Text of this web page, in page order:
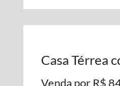
Casa Térrea
Venda por R$